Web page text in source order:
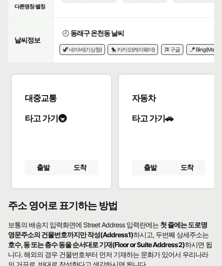
다른명칭·별칭
날씨정보
🕗 동래구 온천동 날씨
🦖 네이버(기상청) 🐤 카카오(케이웨더) 🎏 구글 🪁 Bing(Msn)
대중교통
타고 가기🚇
출발 도착
자동차
타고 가기🚗
출발 도착
주소 영어로 표기하는 방법
보통의 배송지 입력화면에 Street Address 입력란에는 첫 줄에는 도로명
영문주소의 건물번호까지만 작성(Address1)하시고, 두번째 상세주소는
호수, 동 또는 층수 동을 순서대로 기재(Floor or Suite Address2)하시면 됩
니다. 해외의 경우 건물번호부터 먼저 기재하는 문화가 있어서 우리나라
의 거꾸로, 반대로 작성한다고 생각하시면 됩니다.